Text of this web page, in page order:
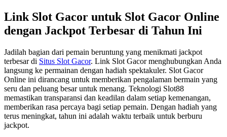
Link Slot Gacor untuk Slot Gacor Online
dengan Jackpot Terbesar di Tahun Ini
Jadilah bagian dari pemain beruntung yang menikmati jackpot
terbesar di Situs Slot Gacor. Link Slot Gacor menghubungkan Anda
langsung ke permainan dengan hadiah spektakuler. Slot Gacor
Online ini dirancang untuk memberikan pengalaman bermain yang
seru dan peluang besar untuk menang. Teknologi Slot88
memastikan transparansi dan keadilan dalam setiap kemenangan,
memberikan rasa percaya bagi setiap pemain. Dengan hadiah yang
terus meningkat, tahun ini adalah waktu terbaik untuk berburu
jackpot.